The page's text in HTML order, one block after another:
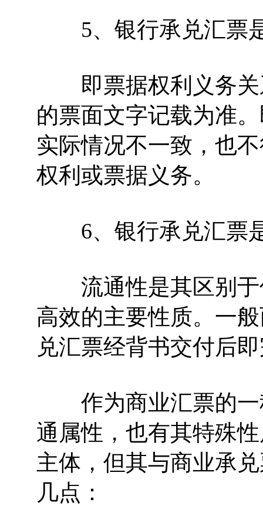
5、银行承兑汇票
即票据权利义务关
的票面文字记载为准
实际情况不一致，也
权利或票据义务。
6、银行承兑汇票是
流通性是其区别于
高效的主要性质。一
兑汇票经背书交付后
作为商业汇票的一
通属性，也有其特殊
主体，但其与商业承
几点：